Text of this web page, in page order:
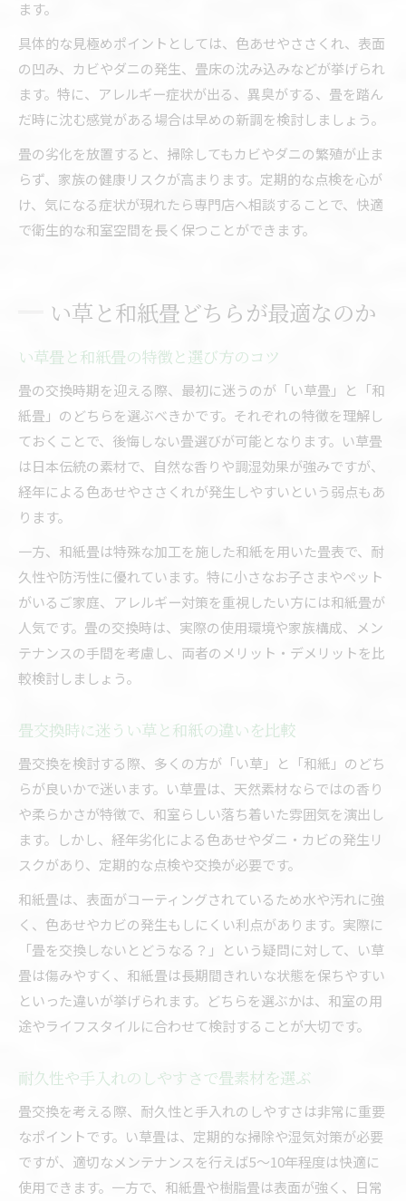
ます。
具体的な見極めポイントとしては、色あせやささくれ、表面
の凹み、カビやダニの発生、畳床の沈み込みなどが挙げられ
ます。特に、アレルギー症状が出る、異臭がする、畳を踏ん
だ時に沈む感覚がある場合は早めの新調を検討しましょう。
畳の劣化を放置すると、掃除してもカビやダニの繁殖が止ま
らず、家族の健康リスクが高まります。定期的な点検を心が
け、気になる症状が現れたら専門店へ相談することで、快適
で衛生的な和室空間を長く保つことができます。
い草と和紙畳どちらが最適なのか
い草畳と和紙畳の特徴と選び方のコツ
畳の交換時期を迎える際、最初に迷うのが「い草畳」と「和
紙畳」のどちらを選ぶべきかです。それぞれの特徴を理解し
ておくことで、後悔しない畳選びが可能となります。い草畳
は日本伝統の素材で、自然な香りや調湿効果が強みですが、
経年による色あせやささくれが発生しやすいという弱点もあ
ります。
一方、和紙畳は特殊な加工を施した和紙を用いた畳表で、耐
久性や防汚性に優れています。特に小さなお子さまやペット
がいるご家庭、アレルギー対策を重視したい方には和紙畳が
人気です。畳の交換時は、実際の使用環境や家族構成、メン
テナンスの手間を考慮し、両者のメリット・デメリットを比
較検討しましょう。
畳交換時に迷うい草と和紙の違いを比較
畳交換を検討する際、多くの方が「い草」と「和紙」のどち
らが良いかで迷います。い草畳は、天然素材ならではの香り
や柔らかさが特徴で、和室らしい落ち着いた雰囲気を演出し
ます。しかし、経年劣化による色あせやダニ・カビの発生リ
スクがあり、定期的な点検や交換が必要です。
和紙畳は、表面がコーティングされているため水や汚れに強
く、色あせやカビの発生もしにくい利点があります。実際に
「畳を交換しないとどうなる？」という疑問に対して、い草
畳は傷みやすく、和紙畳は長期間きれいな状態を保ちやすい
といった違いが挙げられます。どちらを選ぶかは、和室の用
途やライフスタイルに合わせて検討することが大切です。
耐久性や手入れのしやすさで畳素材を選ぶ
畳交換を考える際、耐久性と手入れのしやすさは非常に重要
なポイントです。い草畳は、定期的な掃除や湿気対策が必要
ですが、適切なメンテナンスを行えば5～10年程度は快適に
使用できます。一方で、和紙畳や樹脂畳は表面が強く、日常